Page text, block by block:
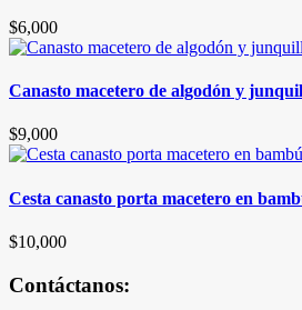
$6,000
Canasto macetero de algodón y
$9,000
Cesta canasto porta macetero en
$10,000
Contáctanos: